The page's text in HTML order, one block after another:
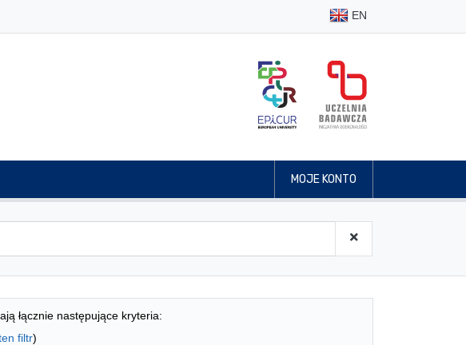
EN
MOJE KONTO
łącznie następujące kryteria:
filtr)